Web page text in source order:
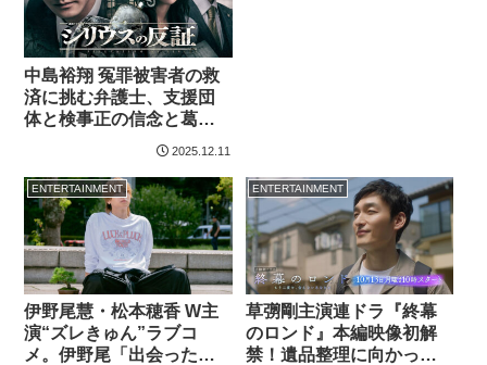
中島裕翔 冤罪被害者の救
済に挑む弁護士、支援団
体と検事正の信念と葛藤
を表現したビジュアル解
2025.12.11
ENTERTAINMENT
伊野尾慧・松本穂香 W主
演“ズレきゅん”ラブコ
メ。伊野尾「出会ったこ
ENTERTAINMENT
草彅剛主演連ドラ『終幕
のロンド』本編映像初解
禁！遺品整理に向かった